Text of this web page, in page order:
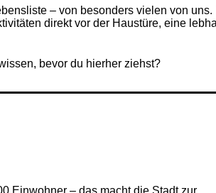
– von besonders vielen von uns.
direkt vor der Haustüre, eine
bevor du hierher ziehst?